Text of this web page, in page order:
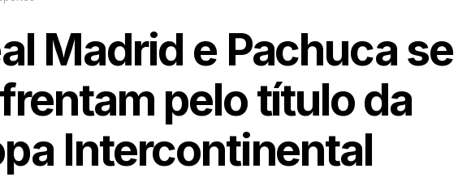
Madrid e Pachuca se
pelo título da
Intercontinental